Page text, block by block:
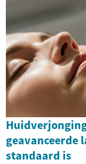
geavanceerde
standaard is